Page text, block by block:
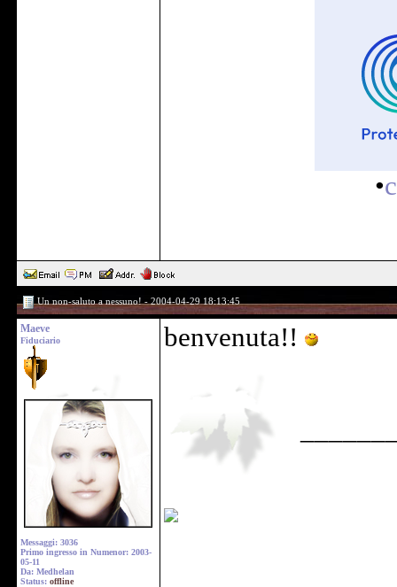
•
Un non-saluto a nessuno! - 2004-04-29 18:13:45
Maeve
Fiduciario
Messaggi: 3036
Primo ingresso in Numenor: 2003-
05-11
Da: Medhelan
Status: offline
benvenuta!!